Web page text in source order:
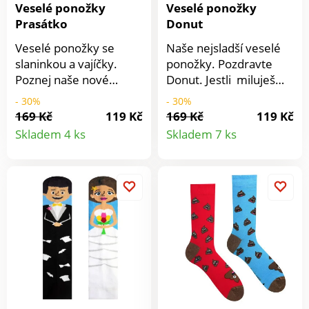
Veselé ponožky
Prasátko
Veselé ponožky se
slaninkou a vajíčky.
Poznej naše nové
prasátko a překvap
vždy, kdy si vyzuješ
boty. Vykouzlí úsměv
na tváři tobě i tvému
bavlna, 8% polyamid,
2% elastan.Unisex
(stačí si vybrat
velikost).Vyrobeno na
Slovensku.
- 30%
169 Kč
119 Kč
Skladem 4 ks
Detail
Veselé ponožky
Donut
Naše nejsladší veselé
ponožky. Pozdravte
Donut. Jestli miluješ
sladké tak, jako my,
tyto veselé ponožky
musí být tvoje.Složení:
90% bavlna, 8%
elastan.Unisex (stačí si
vybrat
velikost).Vyrobeno na
Slovensku.
- 30%
169 Kč
119 Kč
Skladem 7 ks
Detail